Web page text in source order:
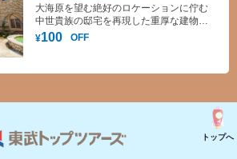
¥100 OFF
大海原を望む絶好のロケーションに佇む
中世貴族の邸宅を再現した重厚な建物内
は、まるで宝石箱のようです。
トップへ